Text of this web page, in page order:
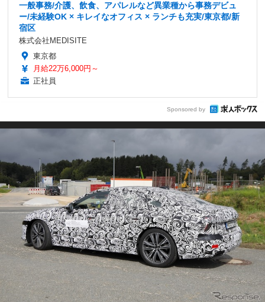
一般事務/介護、飲食、アパレルなど異業種から事務デビュ
ー/未経験OK × キレイなオフィス × ランチも充実/東京都/新
宿区
株式会社MEDISITE
東京都
月給22万6,000円～
正社員
Sponsored by